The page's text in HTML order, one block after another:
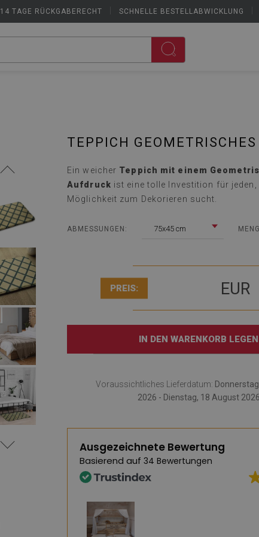
14 TAGE RÜCKGABERECHT SCHNELLE BESTELLABWICKLUNG
TEPPICH
Ein weicher Teppich mit einem
Aufdruck ist eine tolle Investition für jeden,
Möglichkeit zum Dekorieren sucht.
ABMESSUNGEN: 75x45 cm
PREIS: EUR
IN DEN WARENKORB LEGEN
Voraussichtliches Lieferdatum:
2026 - Dienstag, 18 August 2026
Ausgezeichnete Bewertung
Basierend auf 34 Bewertungen